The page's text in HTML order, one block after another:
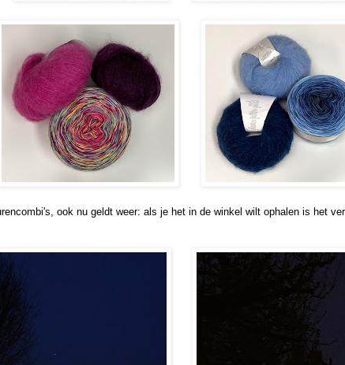
ook nu geldt weer: als je het in de winkel wilt ophalen is het